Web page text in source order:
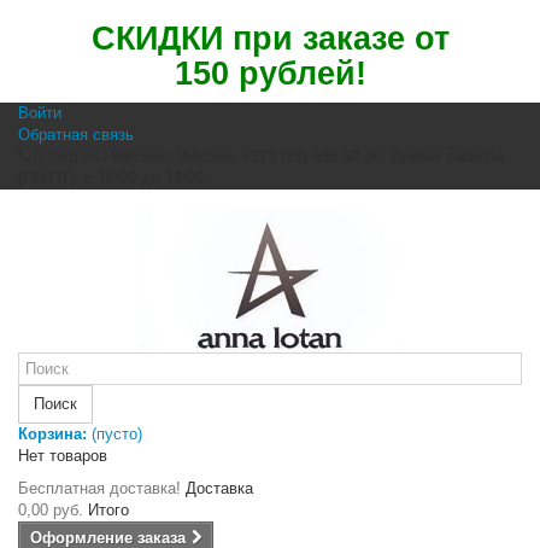
СКИДКИ при заказе от
150 рублей!
Войти
Обратная связь
Поиск
Корзина: (пусто)
Нет товаров
Бесплатная доставка! Доставка
0,00 руб. Итого
Оформление заказа